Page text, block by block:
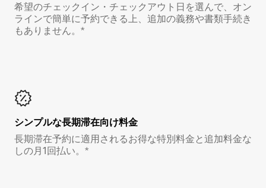
希望のチェックイン・チェックアウト日を選んで、オン
ラインで簡単に予約できる上、追加の義務や書類手続き
もありません。*
シンプルな長期滞在向け料金
長期滞在予約に適用されるお得な特別料金と追加料金な
しの月1回払い。*